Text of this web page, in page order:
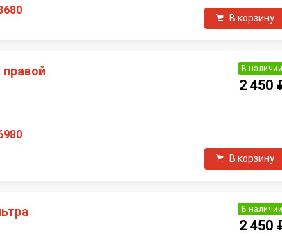
В корзину
правой В наличии
2 450
В корзину
В наличии
2 450